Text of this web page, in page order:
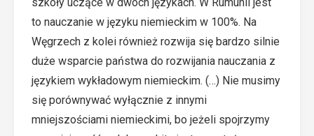
to nauczanie w języku niemieckim w 100%. Na
Węgrzech z kolei również rozwija się bardzo silnie
duże wsparcie państwa do rozwijania nauczania z
językiem wykładowym niemieckim. (…) Nie musimy
się porównywać wyłącznie z innymi
mniejszościami niemieckimi, bo jeżeli spojrzymy